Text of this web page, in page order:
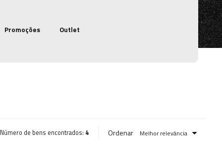
Promoções Outlet
Número de bens encontrados: 4 Ordenar Melhor relevância